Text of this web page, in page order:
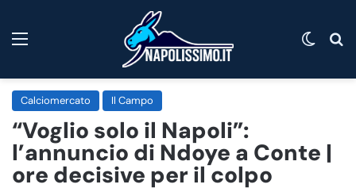
Calciomercato Il Campo
“Voglio solo il Napoli”:
l’annuncio di Ndoye a Conte |
ore decisive per il colpo